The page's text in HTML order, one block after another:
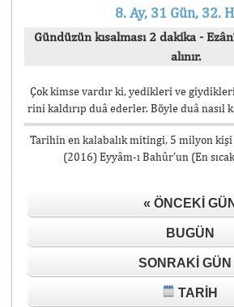
8. Ay, 31 Gün, 32.
Gündüzün kısalması 2 dakika -
alınır.
Çok kimse vardır ki, yedikleri ve
rini kaldırıp duâ ederler. Böyle duâ nasıl
Tarihin en kalabalık mitingi, 5 milyon kişi
(2016) Eyyâm-ı Bahûr’un (En
« ÖNCEKI GÜN
BUGÜN
SONRAKI GÜN
TARIH